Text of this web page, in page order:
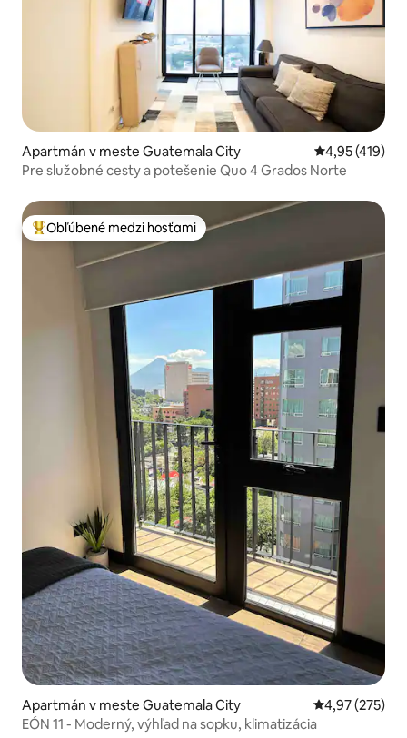
Apartmán v meste Guatemala City Priemerné
4,95 (419)
Pre služobné cesty a potešenie Quo 4 Grados Norte
Najobľúbenejšie medzi hosťami
Obľúbené medzi hosťami
Apartmán v meste Guatemala City Priemerné
4,97 (275)
EÓN 11 - Moderný, výhľad na sopku, klimatizácia